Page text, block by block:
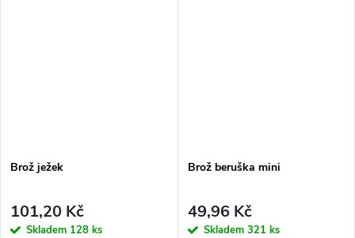
Brož ježek
101,20 Kč
Skladem 128 ks
Brož beruška mini
49,96 Kč
Skladem 321 ks